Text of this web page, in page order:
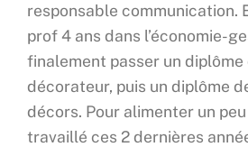
responsable communication.
prof 4 ans dans l’économie-
finalement passer un
décorateur, puis un diplôme
décors. Pour alimenter un peu
travaillé ces 2 dernières